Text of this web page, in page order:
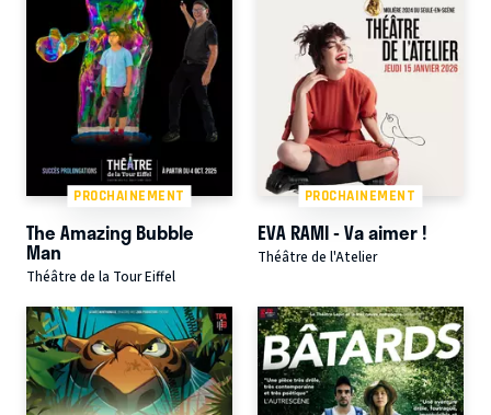
PROCHAINEMENT
The Amazing Bubble
Man
Théâtre de la Tour Eiffel
PROCHAINEMENT
EVA RAMI - Va aimer !
Théâtre de l'Atelier